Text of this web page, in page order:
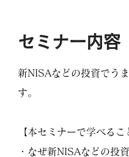
​セミナー内容
新NISAなどの投資でう
す。
【本セミナーで学べるこ
・なぜ新NISAなどの投